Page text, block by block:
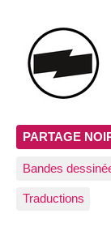
PARTAGE
Bandes
Traductions